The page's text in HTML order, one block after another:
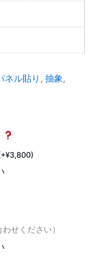
ネル貼り , 抽象,
+¥3,800)
せください）